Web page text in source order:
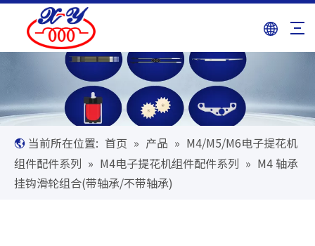
当前所在位置: 首页 » 产品 » M4/M5/M6电子提花机
组件配件系列 » M4电子提花机组件配件系列 » M4 轴承
挂钩滑轮组合(带轴承/不带轴承)